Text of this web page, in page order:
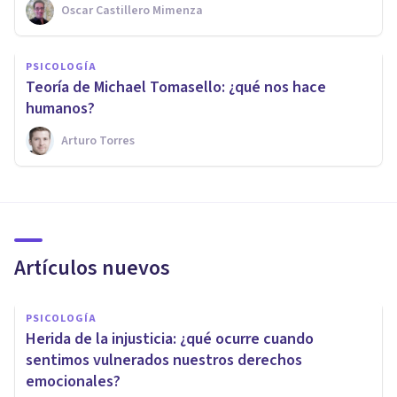
Oscar Castillero Mimenza
PSICOLOGÍA
Teoría de Michael Tomasello: ¿qué nos hace
humanos?
Arturo Torres
Artículos nuevos
PSICOLOGÍA
Herida de la injusticia: ¿qué ocurre cuando
sentimos vulnerados nuestros derechos
emocionales?